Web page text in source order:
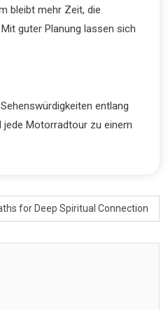
bleibt mehr Zeit, die
guter Planung lassen sich
entlang
jede Motorradtour zu einem
for Deep Spiritual Connection